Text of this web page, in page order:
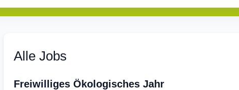
Alle Jobs
Freiwilliges Ökologisches Jahr